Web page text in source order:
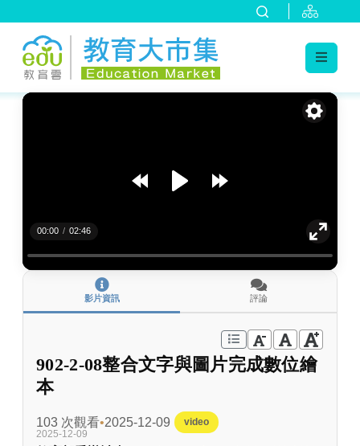
:::
00:00 / 02:46
影片資訊 評論
902-2-08整合文字與圖片完成數位繪
本
103 次觀看 2025-12-09
video
2025-12-09